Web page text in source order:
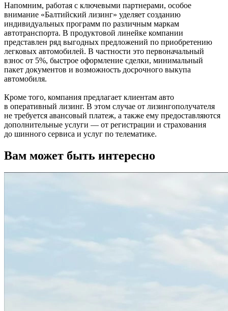
Напомним, работая с ключевыми партнерами, особое
внимание «Балтийский лизинг» уделяет созданию
индивидуальных программ по различным маркам
автотранспорта. В продуктовой линейке компании
представлен ряд выгодных предложений по приобретению
легковых автомобилей. В частности это первоначальный
взнос от 5%, быстрое оформление сделки, минимальный
пакет документов и возможность досрочного выкупа
автомобиля.
Кроме того, компания предлагает клиентам авто
в оперативный лизинг. В этом случае от лизингополучателя
не требуется авансовый платеж, а также ему предоставляются
дополнительные услуги — от регистрации и страхования
до шинного сервиса и услуг по телематике.
Вам может быть интересно